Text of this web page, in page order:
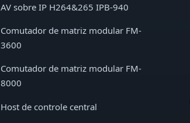
AV sobre IP H264&265 IPB-940
Comutador de matriz modular FM-
3600
Comutador de matriz modular FM-
8000
Host de controle central